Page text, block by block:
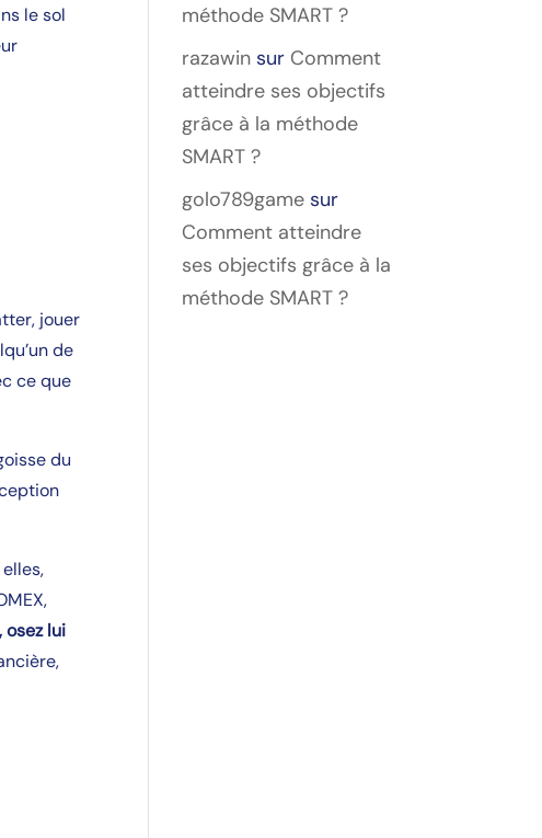
le sol
jouer
de
ce que
du
lui
méthode SMART ?
razawin sur Comment
atteindre ses objectifs
grâce à la méthode
SMART ?
golo789game sur
Comment atteindre
ses objectifs grâce à la
méthode SMART ?